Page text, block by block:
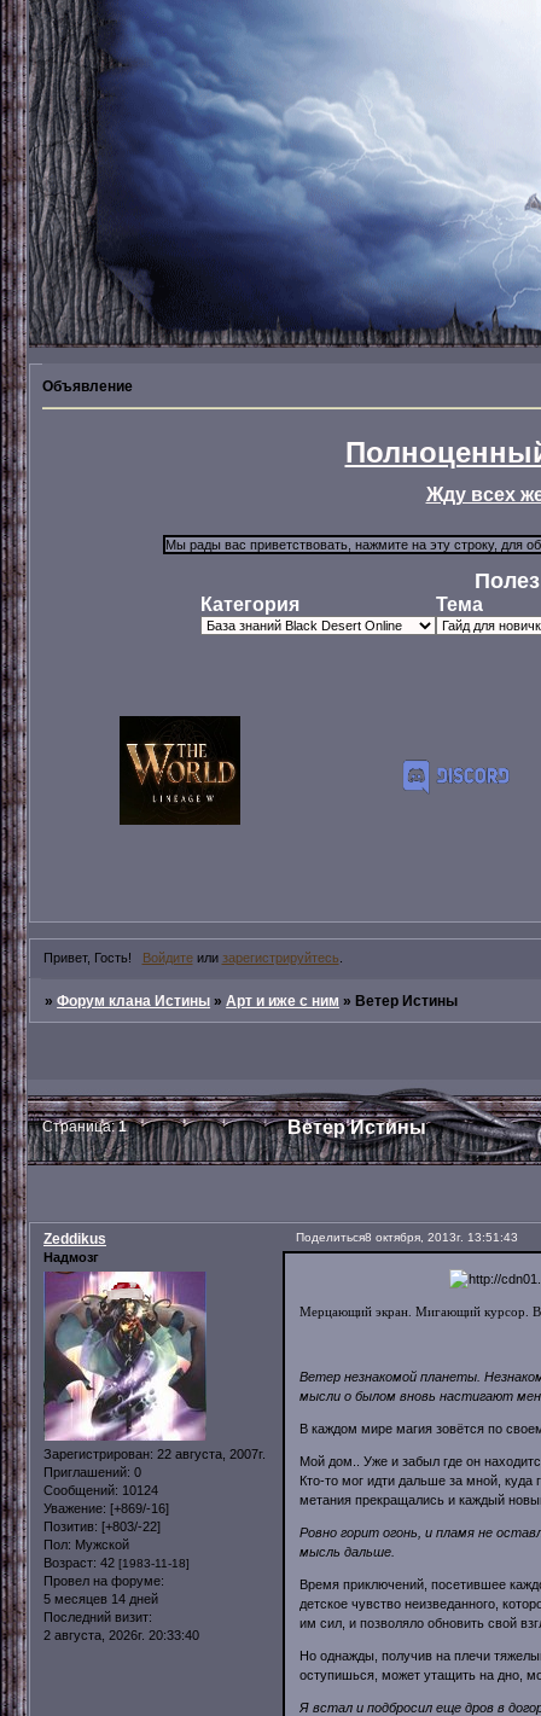
Объявление
Жду всех
Категория Тема
Привет, Гость! Войдитеили зарегистрируйтесь
»Форум клана Истины »Арт и иже с ним »Ветер Истины
Ветер Истины
Страница:1
Поделиться8 октября, 2013г. 13:51:43
Zeddikus
Надмозг
Зарегистрирован: 22 августа, 2007г.
Приглашений: 0
Сообщений: 10124
Уважение: [+869/-16]
Позитив: [+803/-22]
Пол: Мужской
Возраст: 42 [1983-11-18]
Провел на форуме:
5 месяцев 14 дней
Последний визит:
2 августа, 2026г. 20:33:40
Мерцающий экран. Мигающий курсор. Вы
Ветер незнакомой планеты.
мысли о былом вновь настигают
В каждом мире магия зовётся по
Мой дом.. Уже и забыл где он
Кто-то мог идти дальше за мной, куда
метания прекращались и каждый
Ровно горит огонь, и пламя не
мысль дальше.
Время приключений, посетившее
детское чувство неизведанного,
им сил, и позволяло обновить свой
Но однажды, получив на плечи
оступишься, может утащить на дно,
Я встал и подбросил еще дров в